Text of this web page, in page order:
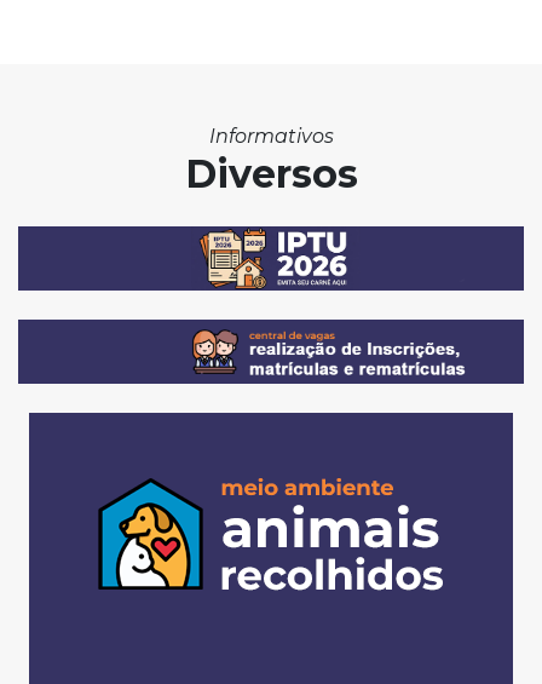
Informativos
Diversos